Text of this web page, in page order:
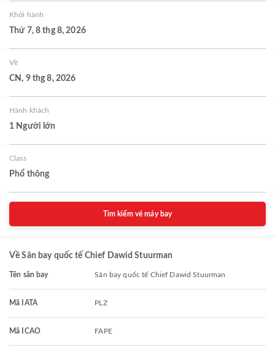
Khởi hành
Thứ 7, 8 thg 8, 2026
Về
CN, 9 thg 8, 2026
Hành khách
1 Người lớn
Class
Phổ thông
Tìm kiếm vé máy bay
Về Sân bay quốc tế Chief Dawid Stuurman
Tên sân bay Sân bay quốc tế Chief Dawid Stuurman
Mã IATA PLZ
Mã ICAO FAPE